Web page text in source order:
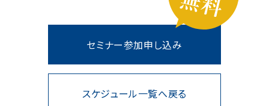
スケジュール一覧へ戻る
セミナー参加申し込み